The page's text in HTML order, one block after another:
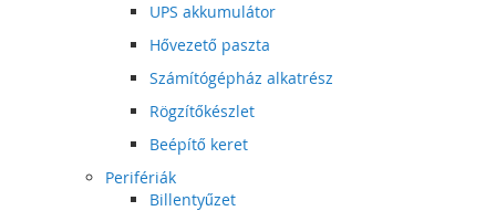
UPS akkumulátor
Hővezető paszta
Számítógépház alkatrész
Rögzítőkészlet
Beépítő keret
Perifériák
Billentyűzet